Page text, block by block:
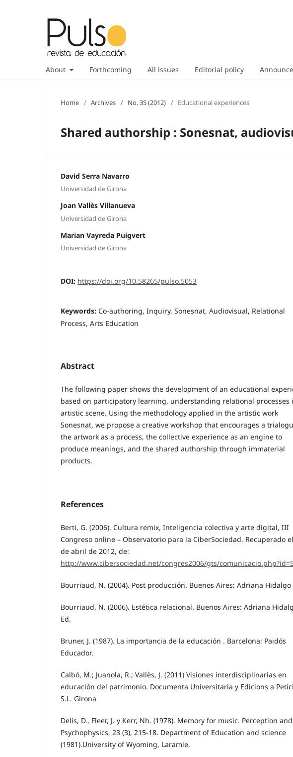
About Forthcoming All issues Editorial policy
Home / Archives / No. 35 (2012) / Educational experiences
Shared authorship : Sonesnat,
David Serra Navarro
Universidad de Girona
Joan Vallès Villanueva
Universidad de Girona
Marian Vayreda Puigvert
Universidad de Girona
DOI: https://doi.org/10.58265/pulso.5053
Keywords: Co-authoring, Inquiry, Sonesnat, Audiovisual, Relational
Process, Arts Education
Abstract
The following paper shows the development of an educational
based on participatory learning, understanding relational processes
artistic scene. Using the methodology applied in the artistic work
Sonesnat, we propose a creative workshop that encourages a
the artwork as a process, the collective experience as an engine to
produce meanings, and the shared authorship through immaterial
products.
References
Berti, G. (2006). Cultura remix, Inteligencia colectiva y arte digital, III
Congreso online – Observatorio para la CiberSociedad. Recuperado
de abril de 2012, de:
http://www.cibersociedad.net/congres2006/gts/
Bourriaud, N. (2004). Post producción. Buenos Aires: Adriana Hidalgo
Bourriaud, N. (2006). Estética relacional. Buenos Aires: Adriana
Ed.
Bruner, J. (1987). La importancia de la educación . Barcelona: Paidós
Educador.
Calbó, M.; Juanola, R.; Vallès, J. (2011) Visiones interdisciplinarias en
educación del patrimonio. Documenta Universitaria y Edicions a
S.L. Girona
Delis, D., Fleer, J. y Kerr, Nh. (1978). Memory for music. Perception and
Psychophysics, 23 (3), 215-18. Department of Education and science
(1981).University of Wyoming, Laramie.